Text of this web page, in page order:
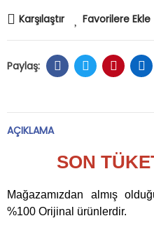
Karşılaştır Favorilere Ekle
AÇIKLAMA
SON
Mağazamızdan almış
%100 Orijinal ürünlerdir.